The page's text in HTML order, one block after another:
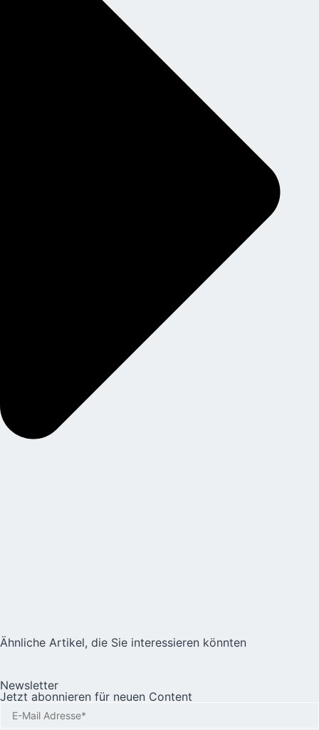
Ähnliche Artikel, die Sie interessieren könnten
Newsletter
Jetzt abonnieren für neuen Content